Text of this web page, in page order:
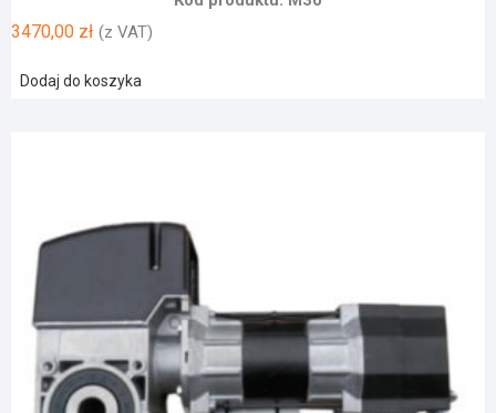
3470,00 zł (z VAT)
Dodaj do koszyka